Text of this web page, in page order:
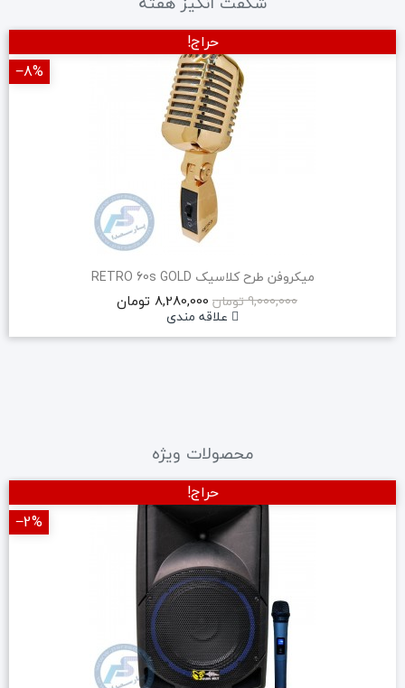
میکروفن طرح کلاسیک RETRO 60s GOLD
9,000,000 تومان
8,280,000 تومان
علاقه مندی
حراج!
‎−8%
محصولات ویژه
حراج!
‎−2%